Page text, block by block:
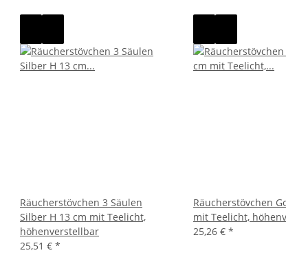
Räucherstövchen 3 Säulen
Silber H 13 cm mit Teelicht,
höhenverstellbar
25,51 € *
Räucherstövchen
mit Teelicht,
25,26 € *